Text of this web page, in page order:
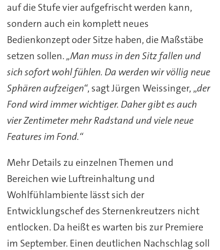
auf die Stufe vier aufgefrischt werden kann,
sondern auch ein komplett neues
Bedienkonzept oder Sitze haben, die Maßstäbe
setzen sollen.„Man muss in den Sitz fallen und
sich sofort wohl fühlen. Da werden wir völlig neue
Sphären aufzeigen“, sagt Jürgen Weissinger, „der
Fond wird immer wichtiger. Daher gibt es auch
vier Zentimeter mehr Radstand und viele neue
Features im Fond.“
Mehr Details zu einzelnen Themen und
Bereichen wie Luftreinhaltung und
Wohlfühlambiente lässt sich der
Entwicklungschef des Sternenkreutzers nicht
entlocken. Da heißt es warten bis zur Premiere
im September. Einen deutlichen Nachschlag soll